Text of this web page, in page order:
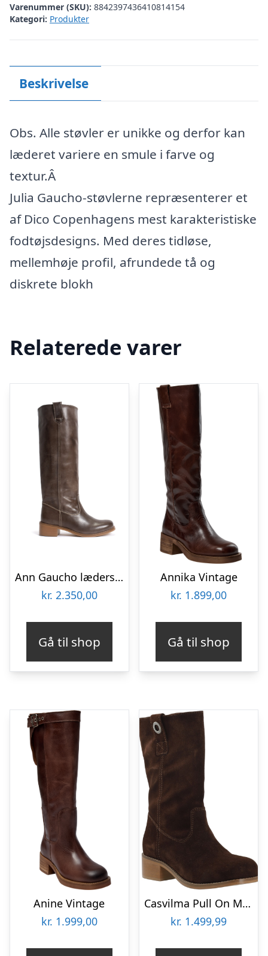
Varenummer (SKU): 8842397436410814154
Kategori: Produkter
Beskrivelse
Obs. Alle støvler er unikke og derfor kan
læderet variere en smule i farve og
textur.Â
Julia Gaucho-støvlerne repræsenterer et
af Dico Copenhagens mest karakteristiske
fodtøjsdesigns. Med deres tidløse,
mellemhøje profil, afrundede tå og
diskrete blokh
Relaterede varer
Ann Gaucho læderstøvler – Dark Brown
kr. 2.350,00
Gå til shop
Annika Vintage
kr. 1.899,00
Gå til shop
Anine Vintage
kr. 1.999,00
Casvilma Pull On Mid Cut Boot Suede
kr. 1.499,99